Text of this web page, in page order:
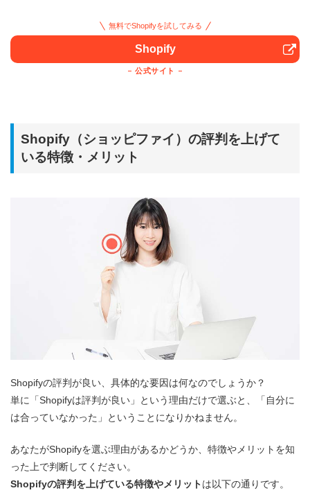
無料でShopifyを試してみる
Shopify
公式サイト
Shopify（ショッピファイ）の評判を上げて
いる特徴・メリット
Shopifyの評判が良い、具体的な要因は何なのでしょうか？
単に「Shopifyは評判が良い」という理由だけで選ぶと、「自分に
は合っていなかった」ということになりかねません。
あなたがShopifyを選ぶ理由があるかどうか、特徴やメリットを知
った上で判断してください。
Shopifyの評判を上げている特徴やメリットは以下の通りです。